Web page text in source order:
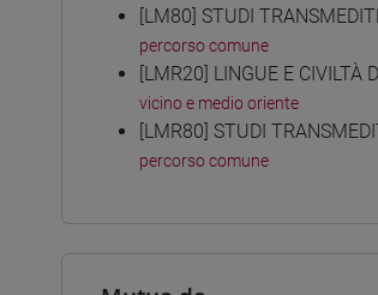
[LM80] STUDI
percorso comune
[LMR20] LINGUE E CIVILTÀ
vicino e medio oriente
[LMR80] STUDI
percorso comune